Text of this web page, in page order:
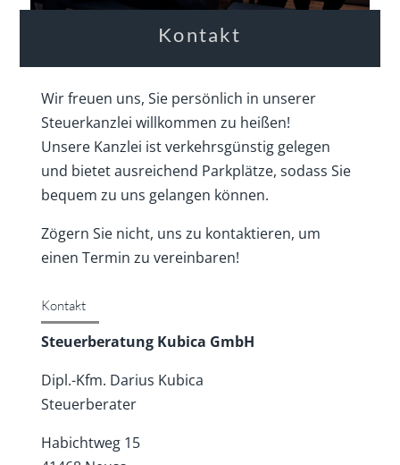
Kontakt
Wir freuen uns, Sie persönlich in unserer
Steuerkanzlei willkommen zu heißen!
Unsere Kanzlei ist verkehrsgünstig gelegen
und bietet ausreichend Parkplätze, sodass Sie
bequem zu uns gelangen können.
Zögern Sie nicht, uns zu kontaktieren, um
einen Termin zu vereinbaren!
Kontakt
Steuerberatung Kubica GmbH
Dipl.-Kfm. Darius Kubica
Steuerberater
Habichtweg 15